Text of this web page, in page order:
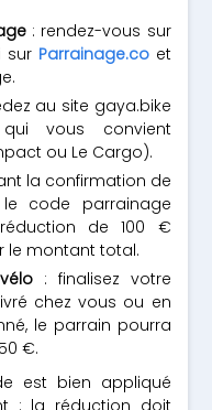
: rendez-vous sur
sur Parrainage.coet
au site gaya.bike
vous convient
ou Le Cargo).
la confirmation de
code parrainage
de 100 €
le montant total.
: finalisez votre
chez vous ou en
le parrain pourra
€.
est bien appliqué
: la réduction doit